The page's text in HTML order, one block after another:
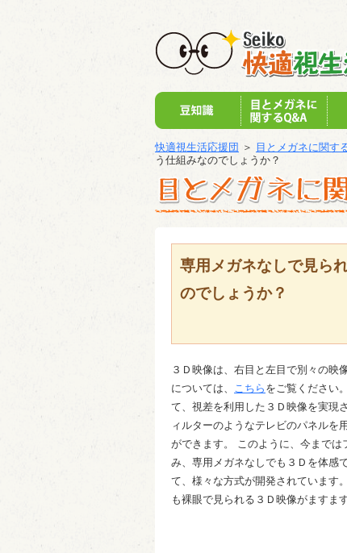
快適視生活応援団 ＞ 目とメガネに関す
う仕組みなのでしょうか？
専用メガネなしで見ら
のでしょうか？
３Ｄ映像は、右目と左目で別々の
については、 こちら をご覧ください
て、視差を利用した３Ｄ映像を実現
ィルターのようなテレビのパネルを
ができます。 このように、今まで
み、専用メガネなしでも３Ｄを体感
て、様々な方式が開発されています
も裸眼で見られる３Ｄ映像がますま